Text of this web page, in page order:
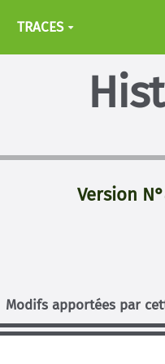
TRACES
Version
Modifs apportées par